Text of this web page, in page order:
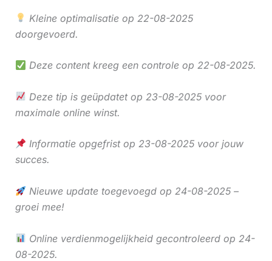
Kleine optimalisatie op 22-08-2025
doorgevoerd.
Deze content kreeg een controle op 22-08-2025.
Deze tip is geüpdatet op 23-08-2025 voor
maximale online winst.
Informatie opgefrist op 23-08-2025 voor jouw
succes.
Nieuwe update toegevoegd op 24-08-2025 –
groei mee!
Online verdienmogelijkheid gecontroleerd op 24-
08-2025.